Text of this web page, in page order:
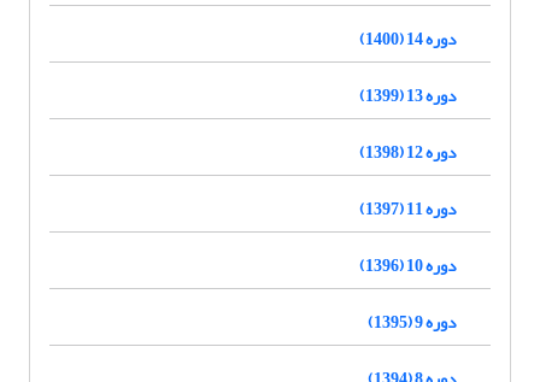
دوره 14 (1400)
دوره 13 (1399)
دوره 12 (1398)
دوره 11 (1397)
دوره 10 (1396)
دوره 9 (1395)